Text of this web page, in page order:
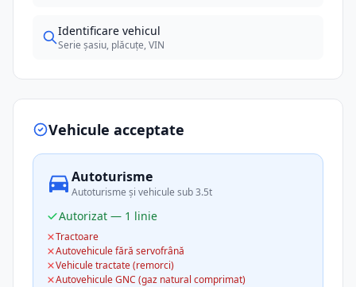
Identificare vehicul
Serie șasiu, plăcuțe, VIN
Vehicule acceptate
Autoturisme
Autoturisme și vehicule sub 3.5t
Autorizat — 1 linie
Tractoare
Autovehicule fără servofrână
Vehicule tractate (remorci)
Autovehicule GNC (gaz natural comprimat)